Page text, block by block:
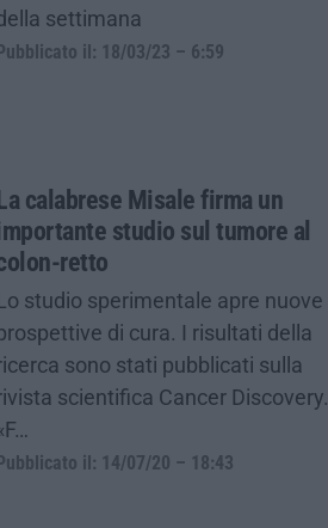
settimana
Pubblicato il: 18/03/23 – 6:59
calabrese Misale firma un
studio sul tumore al
retto
studio sperimentale apre nuove
di cura. I risultati della
sono stati pubblicati sulla
scientifica Cancer Discovery.
Pubblicato il: 14/07/20 – 18:43